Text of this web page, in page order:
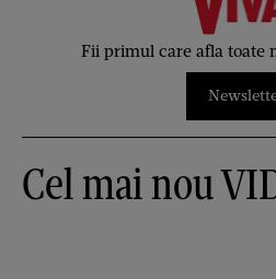
Fii primul care afla toate
Cel mai nou